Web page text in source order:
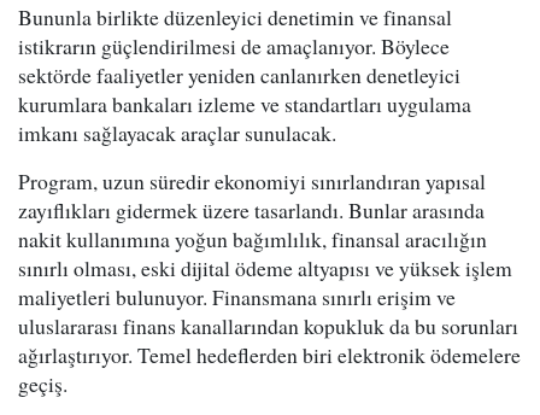
Bununla birlikte düzenleyici denetimin ve finansal
istikrarın güçlendirilmesi de amaçlanıyor. Böylece
sektörde faaliyetler yeniden canlanırken denetleyici
kurumlara bankaları izleme ve standartları uygulama
imkanı sağlayacak araçlar sunulacak.
Program, uzun süredir ekonomiyi sınırlandıran yapısal
zayıflıkları gidermek üzere tasarlandı. Bunlar arasında
nakit kullanımına yoğun bağımlılık, finansal aracılığın
sınırlı olması, eski dijital ödeme altyapısı ve yüksek işlem
maliyetleri bulunuyor. Finansmana sınırlı erişim ve
uluslararası finans kanallarından kopukluk da bu sorunları
ağırlaştırıyor. Temel hedeflerden biri elektronik ödemelere
geçiş.